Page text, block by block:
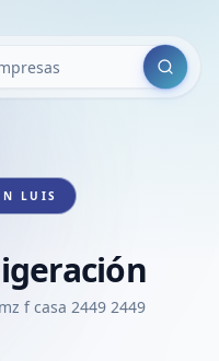
Buscar
LUIS
f casa 2449 2449